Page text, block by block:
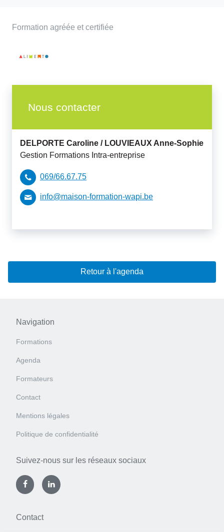
Formation agréée et certifiée
Nous contacter
DELPORTE Caroline / LOUVIEAUX Anne-Sophie
Gestion Formations Intra-entreprise
069/66.67.75
info@maison-formation-wapi.be
Retour à l'agenda
Navigation
Formations
Agenda
Formateurs
Contact
Mentions légales
Politique de confidentialité
Suivez-nous sur les réseaux sociaux
Contact